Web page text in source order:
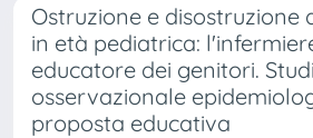
Ostruzione e disostruzione
in età pediatrica:
educatore dei genitori.
osservazionale
proposta educativa